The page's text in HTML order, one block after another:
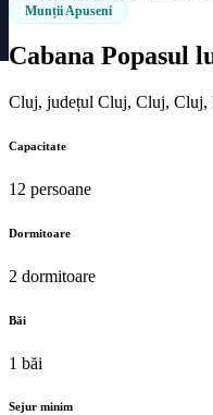
Munții Apuseni
Cabana Popasul
Cluj, județul Cluj, Cluj, Cluj,
Capacitate
12 persoane
Dormitoare
2 dormitoare
Băi
1 băi
Sejur minim